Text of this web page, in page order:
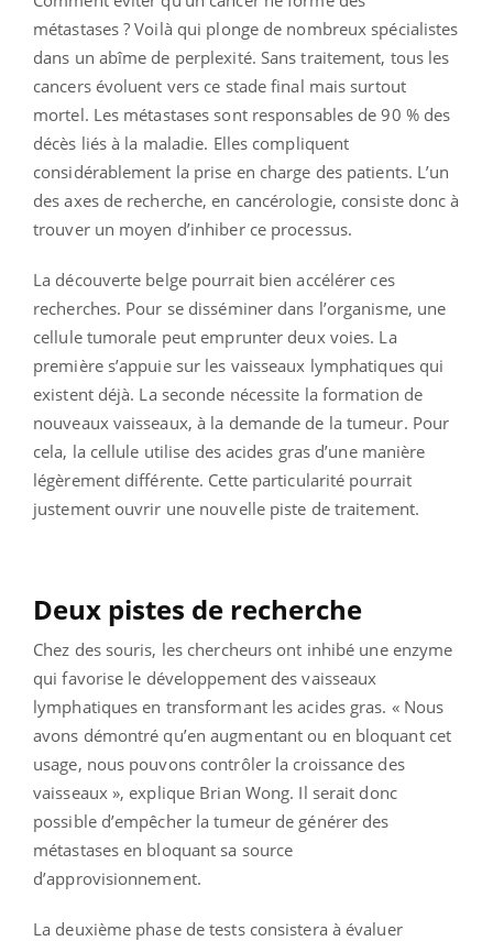
métastases ? Voilà qui plonge de nombreux spécialistes
dans un abîme de perplexité. Sans traitement, tous les
cancers évoluent vers ce stade final mais surtout
mortel. Les métastases sont responsables de 90 % des
décès liés à la maladie. Elles compliquent
considérablement la prise en charge des patients. L’un
des axes de recherche, en cancérologie, consiste donc à
trouver un moyen d’inhiber ce processus.
La découverte belge pourrait bien accélérer ces
recherches. Pour se disséminer dans l’organisme, une
cellule tumorale peut emprunter deux voies. La
première s’appuie sur les vaisseaux lymphatiques qui
existent déjà. La seconde nécessite la formation de
nouveaux vaisseaux, à la demande de la tumeur. Pour
cela, la cellule utilise des acides gras d’une manière
légèrement différente. Cette particularité pourrait
justement ouvrir une nouvelle piste de traitement.
Deux pistes de recherche
Chez des souris, les chercheurs ont inhibé une enzyme
qui favorise le développement des vaisseaux
lymphatiques en transformant les acides gras. « Nous
avons démontré qu’en augmentant ou en bloquant cet
usage, nous pouvons contrôler la croissance des
vaisseaux », explique Brian Wong. Il serait donc
possible d’empêcher la tumeur de générer des
métastases en bloquant sa source
d’approvisionnement.
La deuxième phase de tests consistera à évaluer